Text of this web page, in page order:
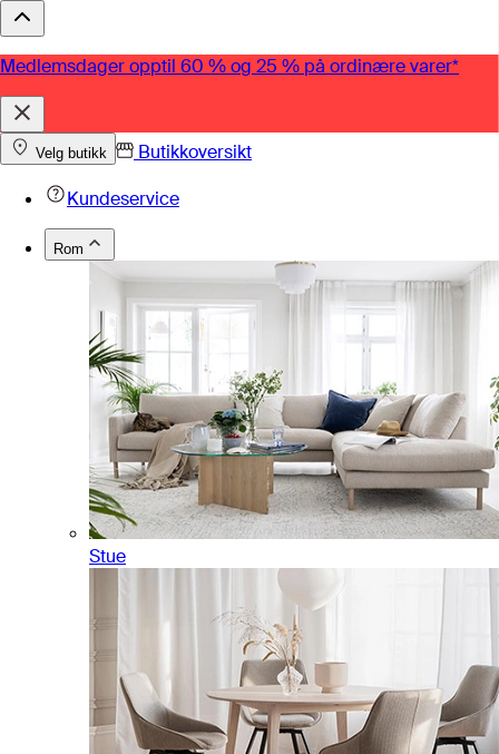
Medlemsdager opptil 60 % og 25 % på ordinære varer*
Velg butikk
Butikkoversikt
Kundeservice
Rom
Stue